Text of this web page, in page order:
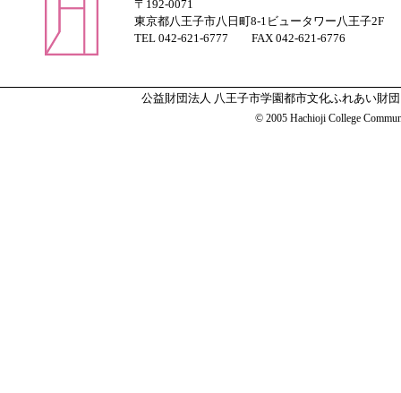
〒192-0071
東京都八王子市八日町8-1ビュータワー八王子2F
TEL 042-621-6777 FAX 042-621-6776
公益財団法人 八王子市学園都市文化ふれあい財団
© 2005 Hachioji College